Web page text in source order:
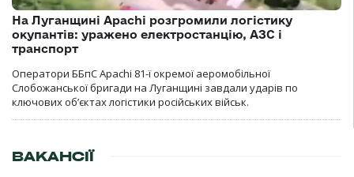
На Луганщині Apachi розгромили логістику
окупантів: уражено електростанцію, АЗС і
транспорт
Оператори ББпС Apachi 81-ї окремої аеромобільної
Слобожанської бригади на Луганщині завдали ударів по
ключових об’єктах логістики російських військ.
ВАКАНСІЇ